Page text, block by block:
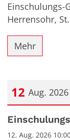
Einschulungs-
Herrensohr,
Mehr
12 Aug. 2026
Datum: 12.
12. Aug. 2026